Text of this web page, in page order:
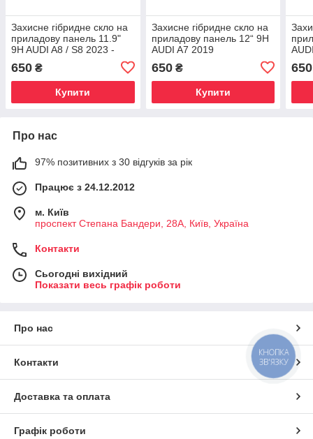
Захисне гібридне скло на
приладову панель 11.9"
9H AUDI A8 / S8 2023 -
650 ₴
Купити
Захисне гібридне скло на
приладову панель 12“ 9H
AUDI A7 2019
650₴
Купити
650
Про нас
97% позитивних з 30 відгуків за рік
Працює з 24.12.2012
м. Київ
проспект Степана Бандери, 28А, Київ, Україна
Контакти
Сьогодні вихідний
Показати весь графік роботи
Про нас
Контакти
Доставка та оплата
Графік роботи
КНОПКА
ЗВ'ЯЗКУ